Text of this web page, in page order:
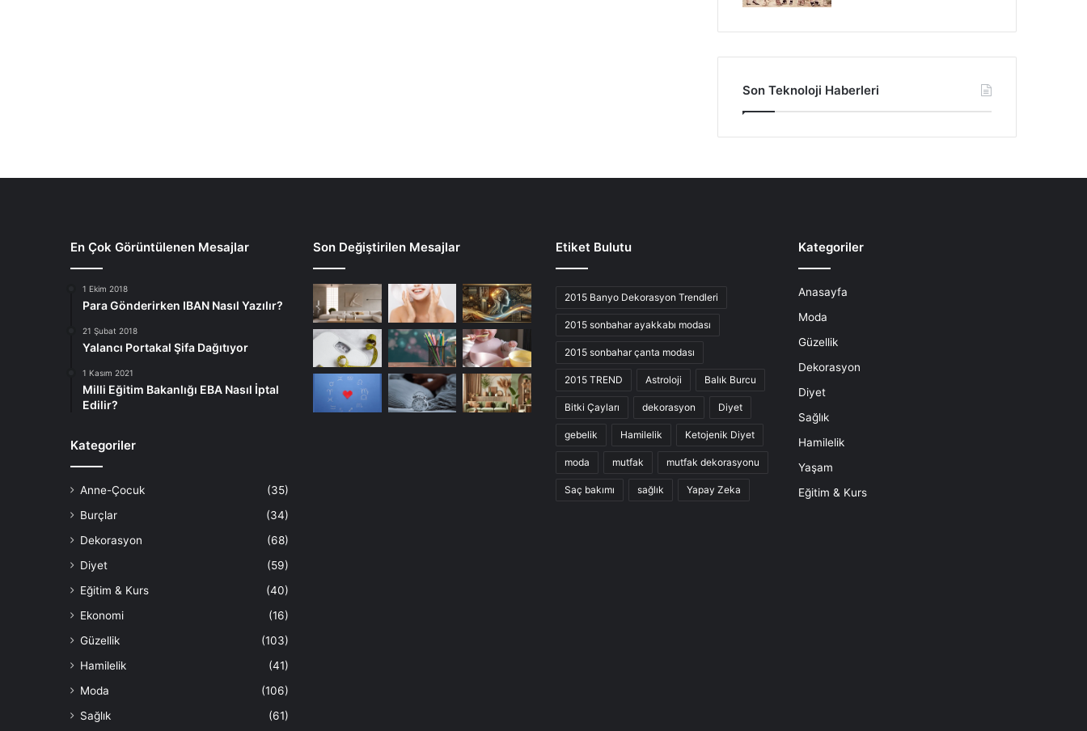
Son Teknoloji Haberleri
En Çok Görüntülenen Mesajlar
1 Ekim 2018
Para Gönderirken IBAN Nasıl Yazılır?
21 Şubat 2018
Yalancı Portakal Şifa Dağıtıyor
1 Kasım 2021
Milli Eğitim Bakanlığı EBA Nasıl İptal
Edilir?
Kategoriler
Anne-Çocuk
(35)
Burçlar
(34)
Dekorasyon
(68)
Diyet
(59)
Eğitim & Kurs
(40)
Ekonomi
(16)
Güzellik
(103)
Hamilelik
(41)
Moda
(106)
Sağlık
(61)
Son Değiştirilen Mesajlar Etiket Bulutu
2015 Banyo Dekorasyon Trendleri
2015 sonbahar ayakkabı modası
2015 sonbahar çanta modası
2015 TREND Astroloji Balık Burcu
Bitki Çayları dekorasyon Diyet
gebelik Hamilelik Ketojenik Diyet
moda mutfak mutfak dekorasyonu
Saç bakımı sağlık Yapay Zeka
Kategoriler
Anasayfa
Moda
Güzellik
Dekorasyon
Diyet
Sağlık
Hamilelik
Yaşam
Eğitim & Kurs